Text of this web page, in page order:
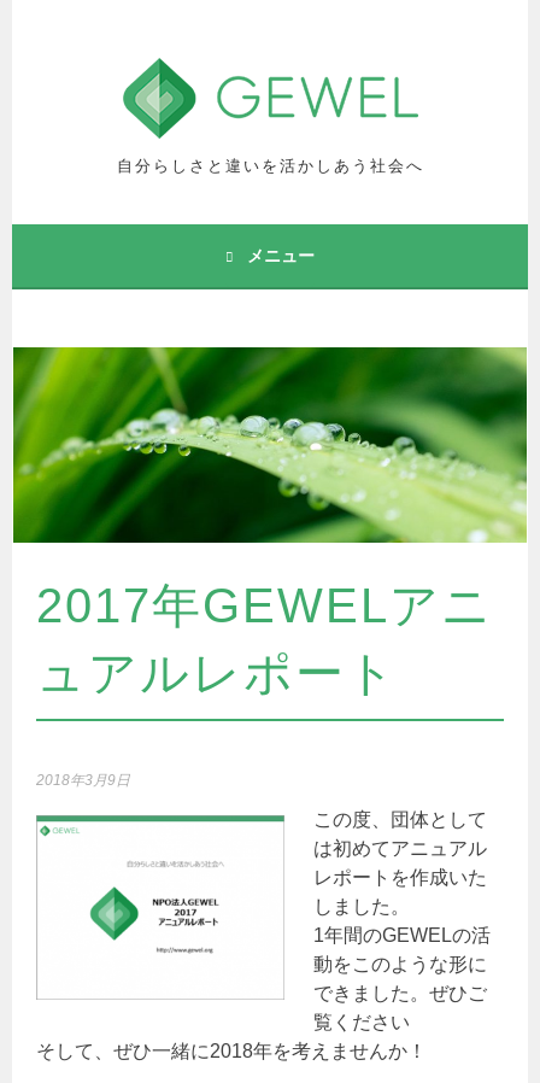
自分らしさと違いを活かしあう社会へ
メニュー
2017年GEWELアニ
ュアルレポート
2018年3月9日
この度、団体として
は初めてアニュアル
レポートを作成いた
しました。
1年間のGEWELの活
動をこのような形に
できました。ぜひご
覧ください
そして、ぜひ一緒に2018年を考えませんか！